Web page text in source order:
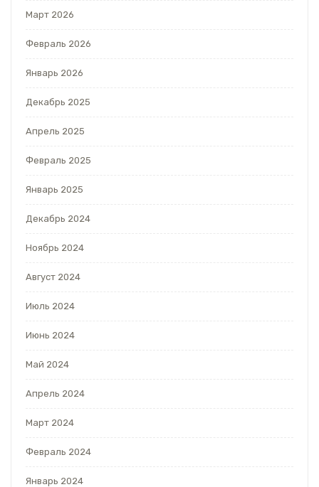
Март 2026
Февраль 2026
Январь 2026
Декабрь 2025
Апрель 2025
Февраль 2025
Январь 2025
Декабрь 2024
Ноябрь 2024
Август 2024
Июль 2024
Июнь 2024
Май 2024
Апрель 2024
Март 2024
Февраль 2024
Январь 2024